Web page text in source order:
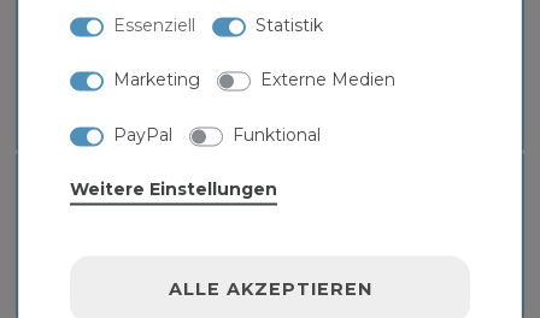
ZERTIFIKAT CALEFFI MEMBRAN
SICHERHEITSVENTIL 1/2 X 3/4 ZOLL
MONTAGEANLEITUNG CALEFFI MEMBRAN
SICHERHEITSVENTIL 1/2 X 3/4 ZOLL
Essenziell Statistik
Marketing Externe Medien
PayPal Funktional
Weitere Einstellungen
ALLE AKZEPTIEREN